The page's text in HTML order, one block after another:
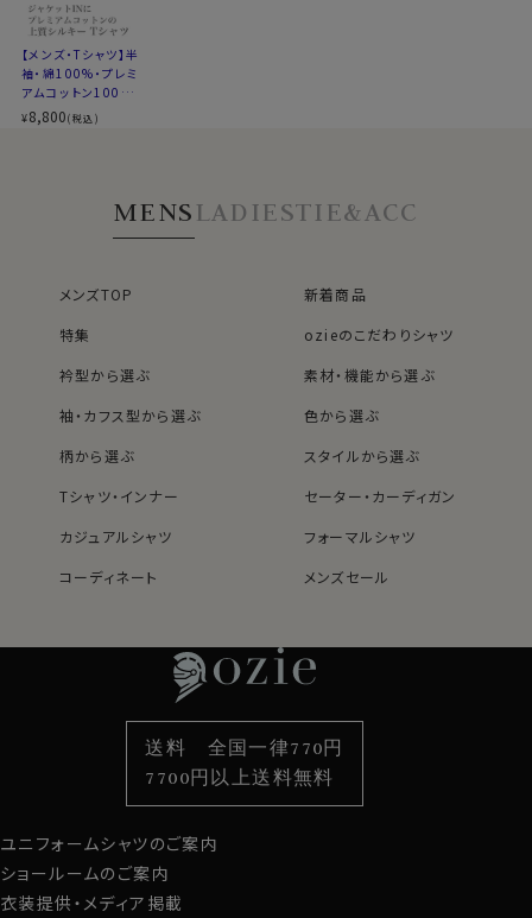
またリブ部分を太目にしてあるので、寄れにくいところも
おすすめポイントです。
周りの印象が寂しくならず、まさにスーツやジャケットに
ぴったりな1枚です。
●こだわりの生地！肌に直接ふれるからこその素材選び
プレミアムコットン（サンホーキン綿）＆100番手双糸ス
アメリカ・カリフォルニア州のサンホーキンバレーで栽培
されているプレミアムコットンを使用しています。
ナチュラル感のある白さが評価の高い、スビン綿と並ぶブ
ランド綿の一つです。
美しい光沢を放ち、シルクライクな滑らかな肌触りが特
繊維が長く均一で強度も有り、洗濯を繰り返しても風合
枯葉剤などをつかわず管理された農地で作られており、
安全性が高いコットンの1つとしても評価されています。
【メンズ・Tシャツ】半
袖・綿100%・プレミ
アムコットン100番
手双糸・ニット・丸
首・クルーネック
¥8,800(税込)
MENSLADIESTIE&ACC
メンズTOP
新着商品
特集
ozieのこだわりシャツ
衿型から選ぶ
素材・機能から選ぶ
袖・カフス型から選ぶ
色から選ぶ
柄から選ぶ
スタイルから選ぶ
Tシャツ・インナー
セーター・カーディガン
カジュアルシャツ
フォーマルシャツ
コーディネート
メンズセール
袖・カフス型から選ぶ
色から選ぶ
柄から選ぶ
スタイルから選ぶ
カジュアルシャツ
定番シャツ
カフスボタン
サスペンダー
財布・名刺入れ
バッグ
ストール・マフラー
グローブ
ユニフォームシャツのご案内
ショールームのご案内
衣装提供・メディア掲載
送料 全国一律770円
7700円以上送料無料